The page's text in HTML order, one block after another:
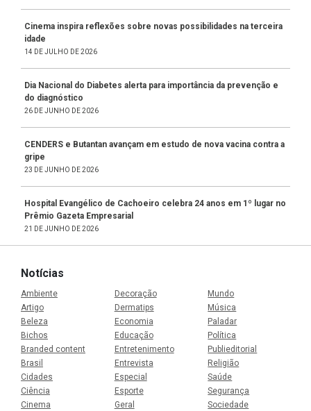
Cinema inspira reflexões sobre novas possibilidades na terceira
idade
14 DE JULHO DE 2026
Dia Nacional do Diabetes alerta para importância da prevenção e
do diagnóstico
26 DE JUNHO DE 2026
CENDERS e Butantan avançam em estudo de nova vacina contra a
gripe
23 DE JUNHO DE 2026
Hospital Evangélico de Cachoeiro celebra 24 anos em 1º lugar no
Prêmio Gazeta Empresarial
21 DE JUNHO DE 2026
Notícias
Ambiente
Artigo
Beleza
Bichos
Branded content
Brasil
Cidades
Ciência
Cinema
Decoração
Dermatips
Economia
Educação
Entretenimento
Entrevista
Especial
Esporte
Geral
Mundo
Música
Paladar
Política
Publieditorial
Religião
Saúde
Segurança
Sociedade